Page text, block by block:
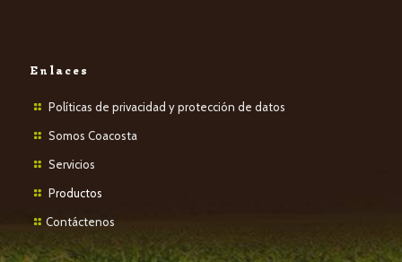
Enlaces
Políticas de privacidad y protección de datos
Somos Coacosta
Servicios
Productos
Contáctenos